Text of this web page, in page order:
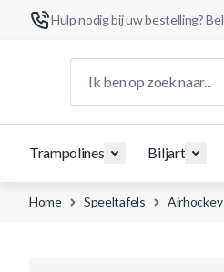
Hulp nodig bij uw bestelling? Bel
Trampolines Biljart
Home Speeltafels Airhockey